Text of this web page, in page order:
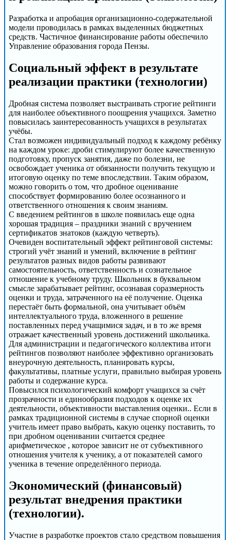
Разработка и апробация организационно-содержательной
модели проводилась в рамках выделенных бюджетных
средств. Частичное финансирование работы обеспечило
Управление образования города Пензы.
Социальный эффект в результате
реализации практики (технологии)
Дробная система позволяет выстраивать строгие рейтинги
для наиболее объективного поощрения учащихся. Заметно
повысилась заинтересованность учащихся в результатах
учёбы.
Стал возможен индивидуальный подход к каждому ребёнку
на каждом уроке: дроби стимулируют более качественную
подготовку, пропуск занятия, даже по болезни, не
освобождает ученика от обязанности получить текущую и
итоговую оценку по теме впоследствии. Таким образом,
можно говорить о том, что дробное оценивание
способствует формированию более осознанного и
ответственного отношения к своим знаниям.
С введением рейтингов в школе появилась еще одна
хорошая традиция – праздники знаний с вручением
сертификатов знатоков (каждую четверть).
Очевиден воспитательный эффект рейтинговой системы:
строгий учёт знаний и умений, включение в рейтинг
результатов разных видов работы развивают
самостоятельность, ответственность и сознательное
отношение к учебному труду. Школьник в буквальном
смысле зарабатывает рейтинг, осознавая соразмерность
оценки и труда, затраченного на её получение. Оценка
перестаёт быть формальной, она учитывает объём
интеллектуального труда, вложенного в решение
поставленных перед учащимися задач, и в то же время
отражает качественный уровень достижений школьника.
Для администрации и педагогического коллектива итоги
рейтингов позволяют наиболее эффективно организовать
внеурочную деятельность, планировать курсы,
факультативы, платные услуги, правильно выбирая уровень
работы и содержание курса.
Повысился психологический комфорт учащихся за счёт
прозрачности и единообразия подходов к оценке их
деятельности, объективности выставления оценки.. Если в
рамках традиционной системы в случае спорной оценки
учитель имеет право выбрать, какую оценку поставить, то
при дробном оценивании считается среднее
арифметическое , которое зависит не от субъективного
отношения учителя к ученику, а от показателей самого
ученика в течение определённого периода.
Экономический (финансовый)
результат внедрения практики
(технологии).
Участие в разработке проектов стало средством повышения